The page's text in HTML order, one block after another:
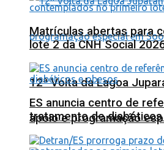
12ª Volta da Lagoa
apoio e programação
Matrículas abertas para
lote 2 da CNH Social
ES anuncia centro de
tratamento de